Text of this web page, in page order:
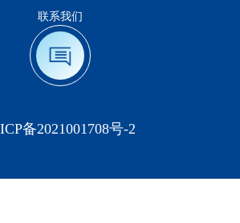
联系我们
备2021001708号-2